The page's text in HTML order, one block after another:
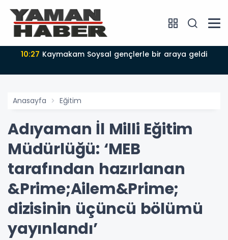
10:27 Kaymakam Soysal gençlerle bir araya geldi
Anasayfa Eğitim
Adıyaman İl Milli Eğitim
Müdürlüğü: ‘MEB
tarafından hazırlanan
&Prime;Ailem&Prime;
dizisinin üçüncü bölümü
yayınlandı’